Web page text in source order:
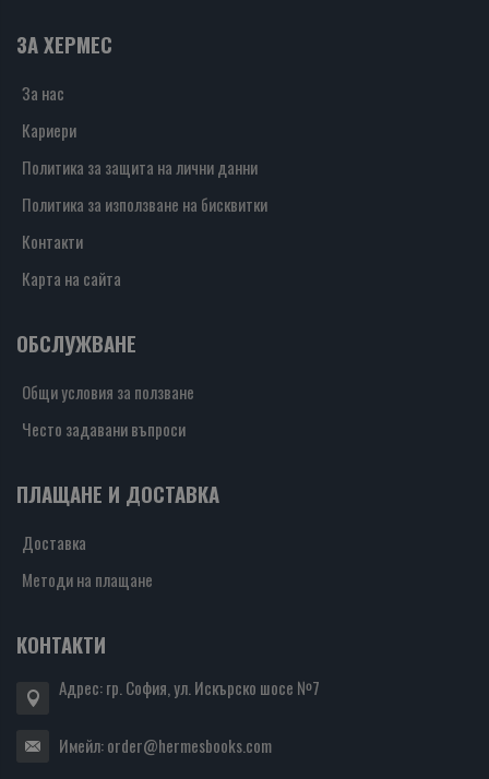
ЗА ХЕРМЕС
За нас
Кариери
Политика за защита на лични данни
Политика за използване на бисквитки
Контакти
Карта на сайта
ОБСЛУЖВАНЕ
Общи условия за ползване
Често задавани въпроси
ПЛАЩАНЕ И ДОСТАВКА
Доставка
Методи на плащане
КОНТАКТИ
Адрес: гр. София, ул. Искърско шосе №7
Имейл:order@hermesbooks.com